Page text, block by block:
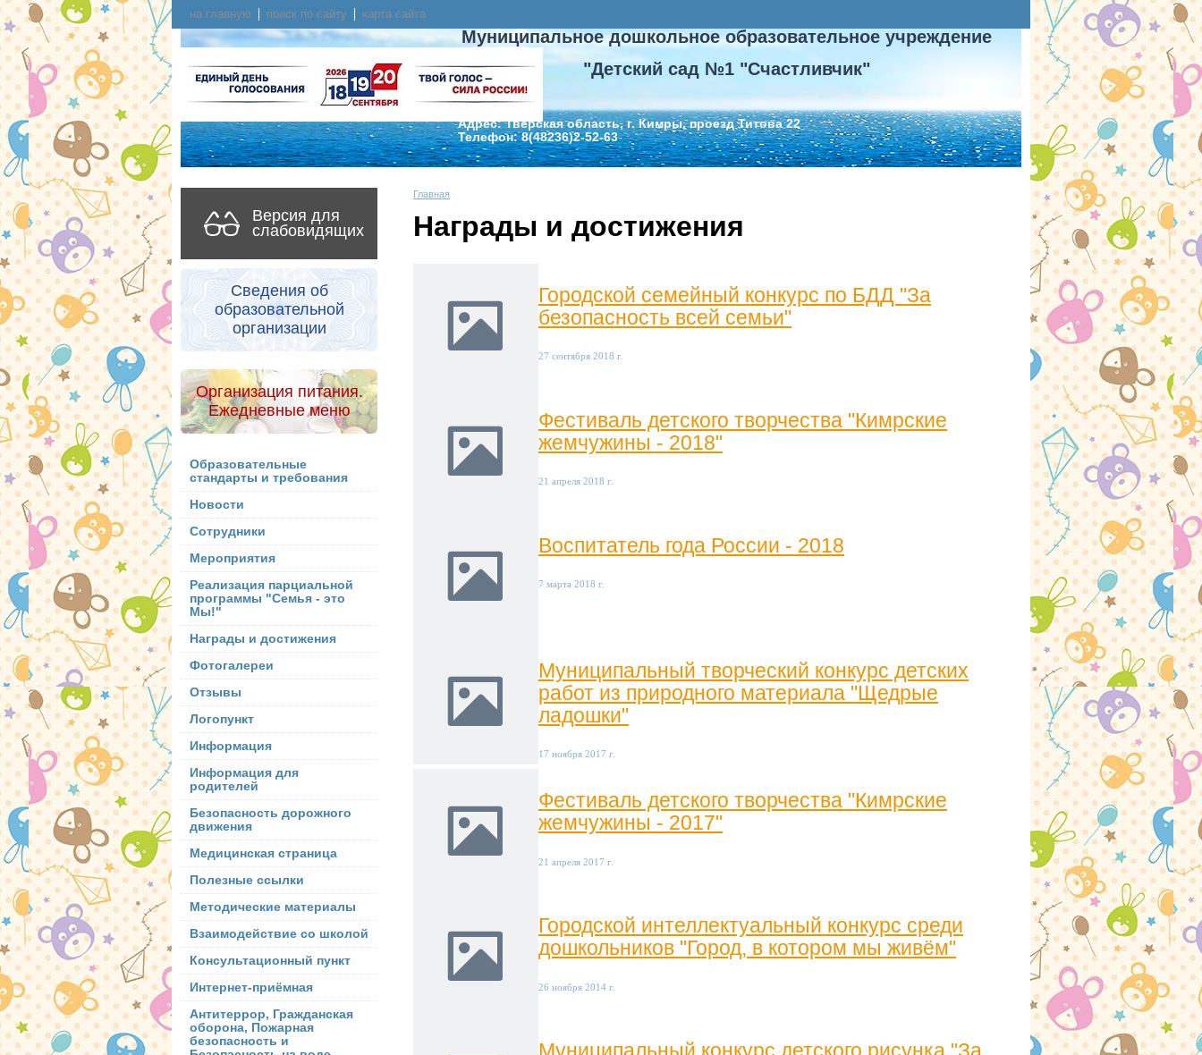
на главную поиск по сайту карта сайта
Муниципальное дошкольное образовательное учреждение
"Детский сад №1 "Счастливчик"
Адрес: Тверская область, г. Кимры, проезд Титова 22
Телефон: 8(48236)2-52-63
Версия для
слабовидящих
Сведения об
образовательной
организации
Организация питания.
Ежедневные меню
Образовательные
стандарты и требования
Новости
Сотрудники
Мероприятия
Реализация парциальной
программы "Семья - это
Мы!"
Награды и достижения
Фотогалереи
Отзывы
Логопункт
Информация
Информация для
родителей
Безопасность дорожного
движения
Медицинская страница
Полезные ссылки
Методические материалы
Взаимодействие со школой
Консультационный пункт
Интернет-приёмная
Антитеррор, Гражданская
оборона, Пожарная
безопасность и
Главная
Награды и достижения
Городской семейный конкурс по БДД "За
безопасность всей семьи"
27 сентября 2018 г.
Фестиваль детского творчества "Кимрские
жемчужины - 2018"
21 апреля 2018 г.
Воспитатель года России - 2018
7 марта 2018 г.
Муниципальный творческий конкурс детских
работ из природного материала "Щедрые
ладошки"
17 ноября 2017 г.
Фестиваль детского творчества "Кимрские
жемчужины - 2017"
21 апреля 2017 г.
Городской интеллектуальный конкурс среди
дошкольников "Город, в котором мы живём"
26 ноября 2014 г.